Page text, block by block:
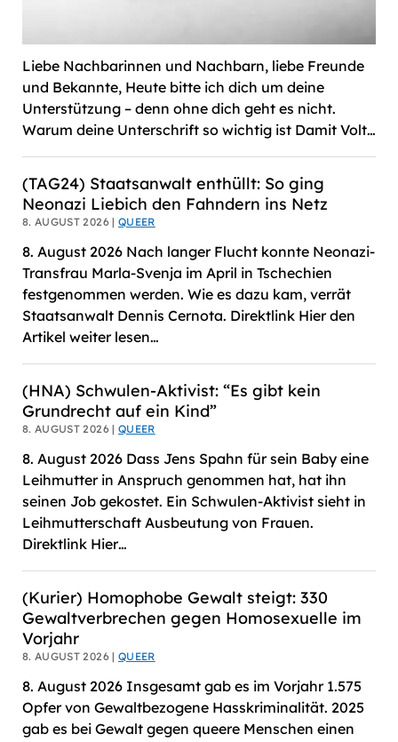
Liebe Nachbarinnen und Nachbarn, liebe Freunde
und Bekannte, Heute bitte ich dich um deine
Unterstützung – denn ohne dich geht es nicht.
Warum deine Unterschrift so wichtig ist Damit Volt…
(TAG24) Staatsanwalt enthüllt: So ging
Neonazi Liebich den Fahndern ins Netz
8. AUGUST 2026 |QUEER
8. August 2026 Nach langer Flucht konnte Neonazi-
Transfrau Marla-Svenja im April in Tschechien
festgenommen werden. Wie es dazu kam, verrät
Staatsanwalt Dennis Cernota. Direktlink Hier den
Artikel weiter lesen…
(HNA) Schwulen-Aktivist: “Es gibt kein
Grundrecht auf ein Kind”
8. AUGUST 2026 |QUEER
8. August 2026 Dass Jens Spahn für sein Baby eine
Leihmutter in Anspruch genommen hat, hat ihn
seinen Job gekostet. Ein Schwulen-Aktivist sieht in
Leihmutterschaft Ausbeutung von Frauen.
Direktlink Hier…
(Kurier) Homophobe Gewalt steigt: 330
Gewaltverbrechen gegen Homosexuelle im
Vorjahr
8. AUGUST 2026 |QUEER
8. August 2026 Insgesamt gab es im Vorjahr 1.575
Opfer von Gewaltbezogene Hasskriminalität. 2025
gab es bei Gewalt gegen queere Menschen einen